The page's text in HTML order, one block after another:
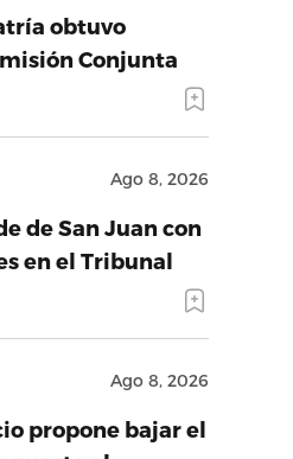
obtuvo
Conjunta
Ago 8, 2026
de San Juan con
en el Tribunal
Ago 8, 2026
propone bajar el